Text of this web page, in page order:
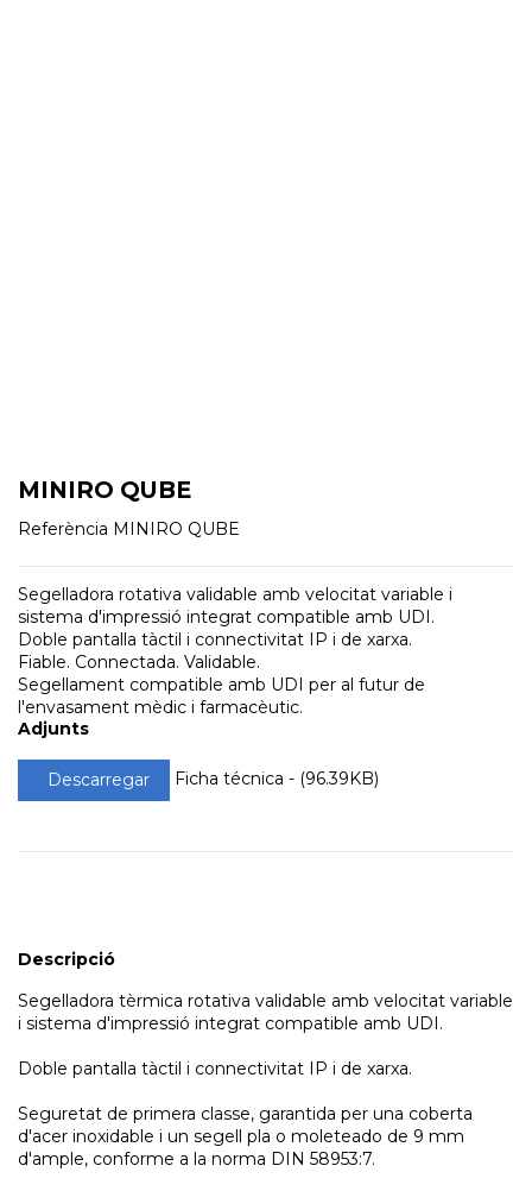
MINIRO QUBE
Referència MINIRO QUBE
Segelladora rotativa validable amb velocitat variable i
sistema d'impressió integrat compatible amb UDI.
Doble pantalla tàctil i connectivitat IP i de xarxa.
Fiable. Connectada. Validable.
Segellament compatible amb UDI per al futur de
l'envasament mèdic i farmacèutic.
Adjunts
Descarregar Ficha técnica - (96.39KB)
Descripció
Segelladora tèrmica rotativa validable amb velocitat variable
i sistema d'impressió integrat compatible amb UDI.
Doble pantalla tàctil i connectivitat IP i de xarxa.
Seguretat de primera classe, garantida per una coberta
d'acer inoxidable i un segell pla o moleteado de 9 mm
d'ample, conforme a la norma DIN 58953:7.